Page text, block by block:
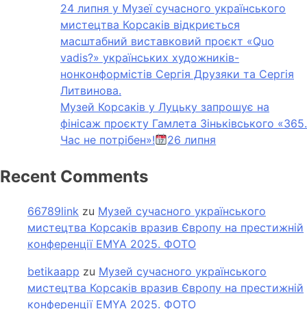
24 липня у Музеї сучасного українського
мистецтва Корсаків відкриється
масштабний виставковий проєкт «Quo
vadis?» українських художників-
нонконформістів Сергія Друзяки та Сергія
Литвинова.
Музей Корсаків у Луцьку запрошує на
фінісаж проєкту Гамлета Зіньківського «365.
Час не потрібен»!
26 липня
Recent Comments
66789link zu Музей сучасного українського
мистецтва Корсаків вразив Європу на престижній
конференції EMYA 2025. ФОТО
betikaapp zu Музей сучасного українського
мистецтва Корсаків вразив Європу на престижній
конференції EMYA 2025. ФОТО